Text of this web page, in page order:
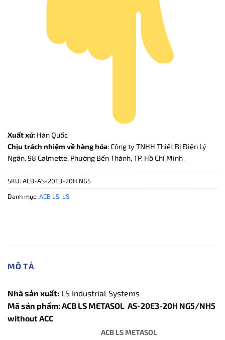
Xuất xứ: Hàn Quốc
Chịu trách nhiệm về hàng hóa: Công ty TNHH Thiết Bị Điện Lý
Ngân. 98 Calmette, Phường Bến Thành, TP. Hồ Chí Minh
SKU: ACB-AS-20E3-20H NG5
Danh mục: ACB LS, LS
MÔ TẢ
Nhà sản xuất: LS Industrial Systems
Mã sản phẩm: ACB LS METASOL AS-20E3-20H NG5/NH5
without ACC
ACB LS METASOL